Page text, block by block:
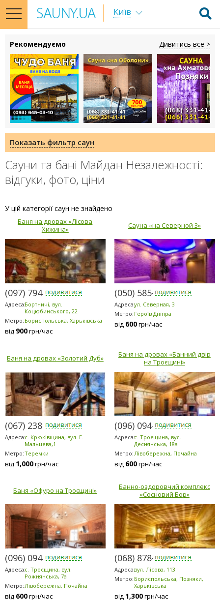
toggle
navigation
Київ
Рекомендуємо Дивитись все >
Сауни та бані Майдан Незалежності:
відгуки, фото, ціни
У цій категорії саун не знайдено
Баня на дровах «Лісова
Хижина»
(097) 794-2303
Адреса:Бортничі, вул.
Коцюбинського, 22
Метро: Бориспольська, Харьківська
від 900грн/час
Сауна «на Северной 3»
(050) 585-1371
Адреса:ул. Северная, 3
Метро: Героїв Дніпра
від 600грн/час
Баня на дровах «Золотий Дуб»
(067) 238-8080
Адреса:с. Крюківщина, вул. Г.
Мальцева,1
Метро:Теремки
від 1,000грн/час
Баня на дровах «Банний двір
на Троєщині»
(096) 094-5294
Адреса:с. Троєщина, вул.
Деснянська, 18а
Метро: Лівобережна, Почайна
від 600грн/час
Баня «Офуро на Троєщині»
(096) 094-5294
Адреса:с. Троєщина, вул.
Рожнянська, 7а
Метро:Лівобережна, Почайна
від 600грн/час
Банно-оздоровчий комплекс
«Сосновий Бор»
(068) 878-5953
Адреса:вул. Лісова, 113
Метро: Бориспольська, Позняки,
Харьківська
від 1,300грн/час
Показать фильтр саун